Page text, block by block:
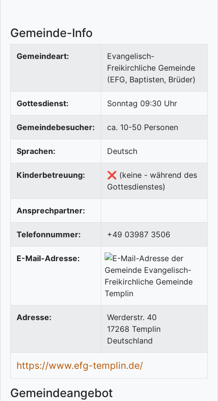
Gemeinde-Info
Gemeindeart:
Evangelisch-
Freikirchliche Gemeinde
(EFG, Baptisten, Brüder)
Gottesdienst: Sonntag 09:30 Uhr
Gemeindebesucher: ca. 10-50 Personen
Sprachen: Deutsch
Kinderbetreuung:
❌ (keine - während des
Gottesdienstes)
Ansprechpartner:
Telefonnummer: +49 03987 3506
E-Mail-Adresse:
Adresse:
Werderstr. 40
17268 Templin
Deutschland
https://www.efg-templin.de/
Gemeindeangebot